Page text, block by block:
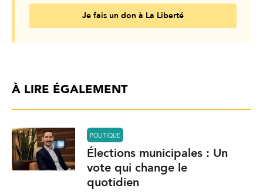
Je fais un don à La Liberté
À LIRE ÉGALEMENT
POLITIQUE
Élections municipales : Un
vote qui change le
quotidien